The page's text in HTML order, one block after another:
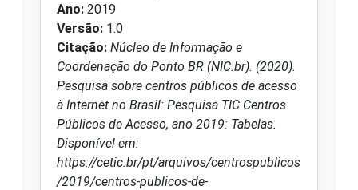
Ano: 2019
Versão: 1.0
Citação: Núcleo de Informação e
Coordenação do Ponto BR (NIC.br). (2020).
Pesquisa sobre centros públicos de acesso
à Internet no Brasil: Pesquisa TIC Centros
Públicos de Acesso, ano 2019: Tabelas.
Disponível em:
https://cetic.br/pt/arquivos/centrospublicos
/2019/centros-publicos-de-